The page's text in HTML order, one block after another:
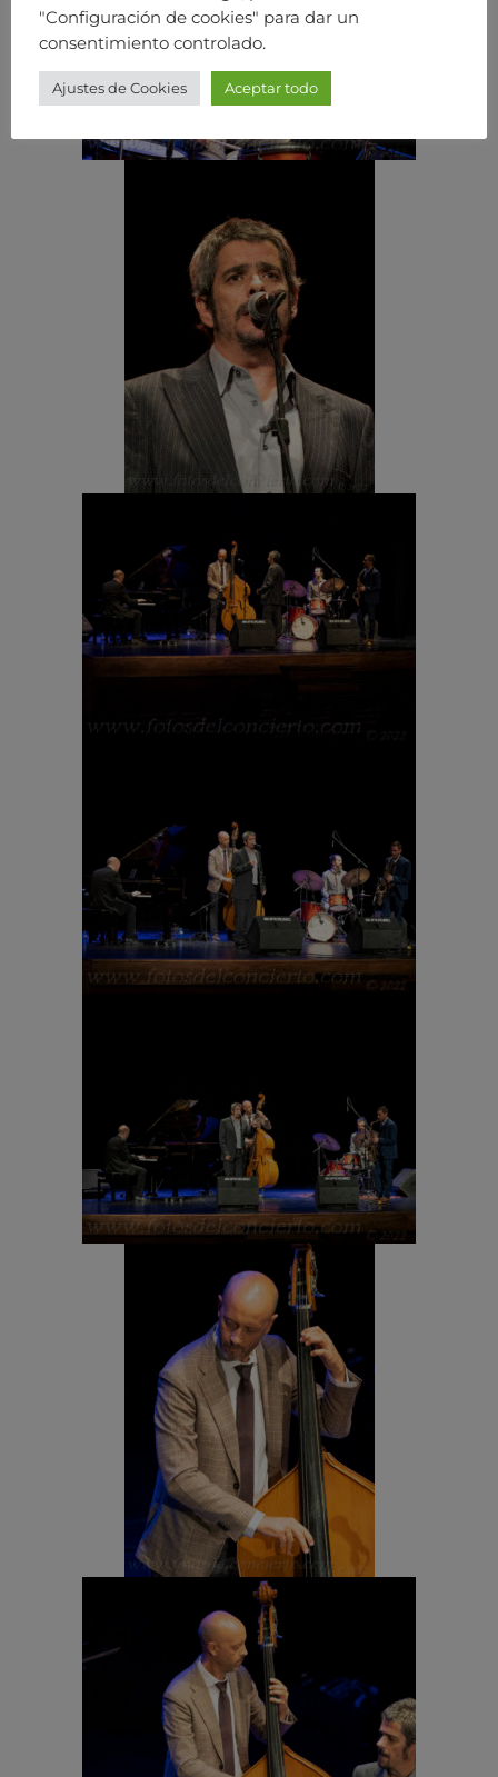
"Configuración de cookies" para dar un
consentimiento controlado.
Ajustes de Cookies Aceptar todo